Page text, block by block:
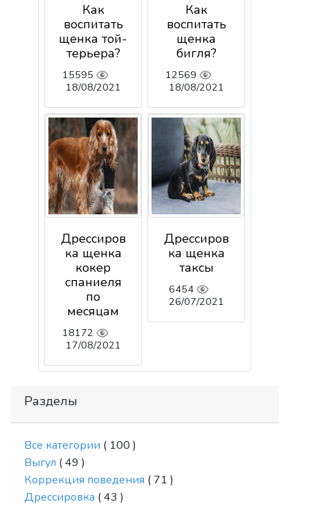
Как
воспитать
щенка той-
терьера?
15595
18/08/2021
Как
воспитать
щенка
бигля?
12569
18/08/2021
Дрессиров
ка щенка
кокер
спаниеля
по
месяцам
18172
17/08/2021
Дрессиров
ка щенка
таксы
6454
26/07/2021
Разделы
Все категории ( 100 )
Выгул ( 49 )
Коррекция поведения ( 71 )
Дрессировка ( 43 )